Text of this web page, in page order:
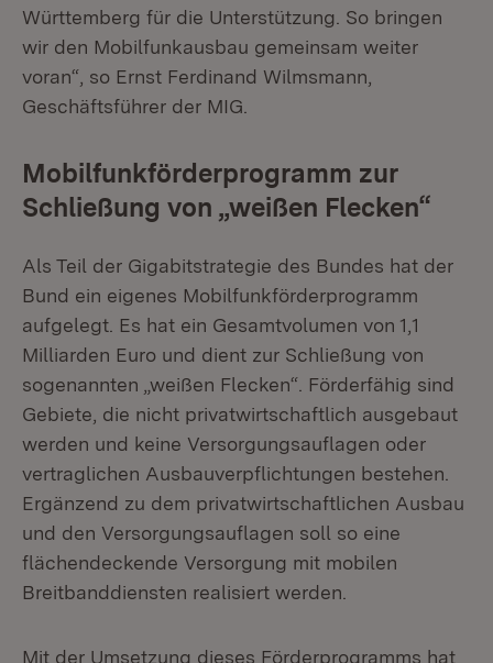
Württemberg für die Unterstützung. So bringen
wir den Mobilfunkausbau gemeinsam weiter
voran“, so Ernst Ferdinand Wilmsmann,
Geschäftsführer der MIG.
Mobilfunkförderprogramm zur
Schließung von „weißen Flecken“
Als Teil der Gigabitstrategie des Bundes hat der
Bund ein eigenes Mobilfunkförderprogramm
aufgelegt. Es hat ein Gesamtvolumen von 1,1
Milliarden Euro und dient zur Schließung von
sogenannten „weißen Flecken“. Förderfähig sind
Gebiete, die nicht privatwirtschaftlich ausgebaut
werden und keine Versorgungsauflagen oder
vertraglichen Ausbauverpflichtungen bestehen.
Ergänzend zu dem privatwirtschaftlichen Ausbau
und den Versorgungsauflagen soll so eine
flächendeckende Versorgung mit mobilen
Breitbanddiensten realisiert werden.
Mit der Umsetzung dieses Förderprogramms hat